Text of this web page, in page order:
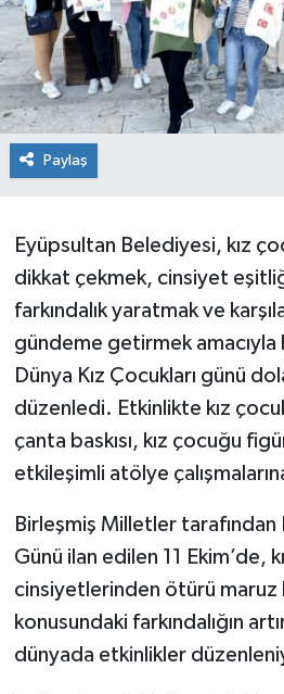
Paylaş
Eyüpsultan Belediyesi, kız
dikkat çekmek, cinsiyet
farkındalık yaratmak ve
gündeme getirmek amacıyla
Dünya Kız Çocukları günü
düzenledi. Etkinlikte kız
çanta baskısı, kız çocuğu
etkileşimli atölye
Birleşmiş Milletler tarafından
Günü ilan edilen 11 Ekim’de,
cinsiyetlerinden ötürü maruz
konusundaki farkındalığın
dünyada etkinlikler